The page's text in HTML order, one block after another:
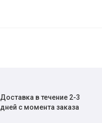
Доставка в течение 2-3
дней с момента заказа